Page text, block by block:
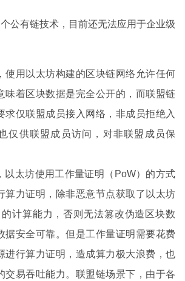
公有链技术，目前还无法应用于企业级
使用以太坊构建的区块链网络允许任何
味着区块数据是完全公开的，而联盟链
求仅联盟成员接入网络，非成员拒绝入
仅供联盟成员访问，对非联盟成员保
以太坊使用工作量证明（PoW）的方式
算力证明，除非恶意节点获取了以太坊
计算能力，否则无法篡改伪造区块数
据安全可靠。但是工作量证明需要花费
进行算力证明，造成算力极大浪费，也
交易吞吐能力。联盟链场景下，由于各